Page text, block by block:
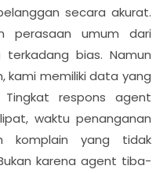
secara akurat.
perasaan umum dari
bias. Namun
kami memiliki data yang
respons agent
waktu penanganan
komplain yang tidak
karena agent tiba-